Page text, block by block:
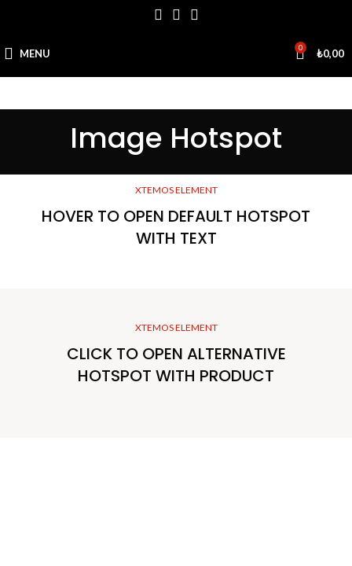
MENU 0 ₺0,00
Image Hotspot
XTEMOS ELEMENT
HOVER TO OPEN DEFAULT HOTSPOT
WITH TEXT
XTEMOS ELEMENT
CLICK TO OPEN ALTERNATIVE
HOTSPOT WITH PRODUCT